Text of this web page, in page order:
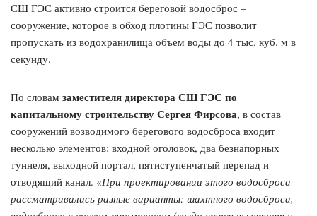
СШ ГЭС активно строится береговой водосброс –
сооружение, которое в обход плотины ГЭС позволит
пропускать из водохранилища объем воды до 4 тыс. куб. м в
секунду.
По словам заместителя директора СШ ГЭС по
капитальному строительству Сергея Фирсова, в состав
сооружений возводимого берегового водосброса входит
несколько элементов: входной оголовок, два безнапорных
туннеля, выходной портал, пятиступенчатый перепад и
отводящий канал. «При проектировании этого водосброса
рассматривались разные варианты: шахтного водосброса,